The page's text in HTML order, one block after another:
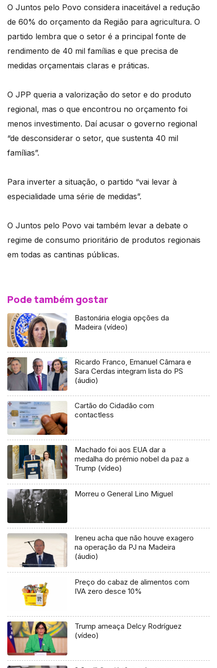
O Juntos pelo Povo considera inaceitável a redução
de 60% do orçamento da Região para agricultura. O
partido lembra que o setor é a principal fonte de
rendimento de 40 mil famílias e que precisa de
medidas orçamentais claras e práticas.
O JPP queria a valorização do setor e do produto
regional, mas o que encontrou no orçamento foi
menos investimento. Daí acusar o governo regional
“de desconsiderar o setor, que sustenta 40 mil
famílias”.
Para inverter a situação, o partido “vai levar à
especialidade uma série de medidas”.
O Juntos pelo Povo vai também levar a debate o
regime de consumo prioritário de produtos regionais
em todas as cantinas públicas.
Pode também gostar
Bastonária elogia opções da
Madeira (vídeo)
Ricardo Franco, Emanuel Câmara e
Sara Cerdas integram lista do PS
(áudio)
Cartão do Cidadão com
contactless
Machado foi aos EUA dar a
medalha do prémio nobel da paz a
Trump (vídeo)
Morreu o General Lino Miguel
Ireneu acha que não houve exagero
na operação da PJ na Madeira
(áudio)
Preço do cabaz de alimentos com
IVA zero desce 10%
Trump ameaça Delcy Rodríguez
(vídeo)